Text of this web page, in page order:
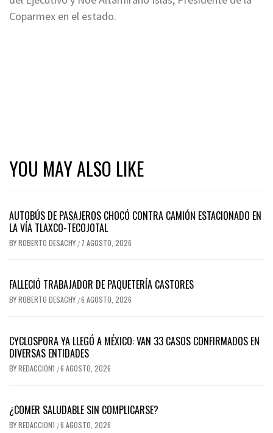
Coparmex en el estado.
YOU MAY ALSO LIKE
AUTOBÚS DE PASAJEROS CHOCÓ CONTRA CAMIÓN ESTACIONADO EN
LA VÍA TLAXCO-TECOJOTAL
BYROBERTO DESACHY / 7 AGOSTO, 2026
FALLECIÓ TRABAJADOR DE PAQUETERÍA CASTORES
BYROBERTO DESACHY /6 AGOSTO, 2026
CYCLOSPORA YA LLEGÓ A MÉXICO: VAN 33 CASOS CONFIRMADOS EN
DIVERSAS ENTIDADES
BYREDACCION1 /6 AGOSTO, 2026
¿COMER SALUDABLE SIN COMPLICARSE?
BYREDACCION1 /6 AGOSTO, 2026